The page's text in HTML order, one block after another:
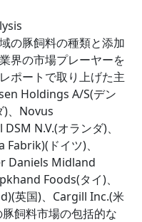
の豚飼料の種類と添加
界の市場プレーヤーを
ポートで取り上げた主
Holdings A/S(デン
)、Novus
N.V.(オランダ)、
ドイツ)、
Daniels Midland
Foods(タイ)、
英国)、Cargill Inc.(米
飼料市場の包括的な